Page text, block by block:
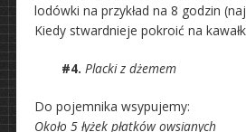
lodówki na przykład na 8 godzin
Kiedy stwardnieje pokroić na
#4. Placki z dżemem
Do pojemnika wsypujemy:
Około 5 łyżek płatków owsianych